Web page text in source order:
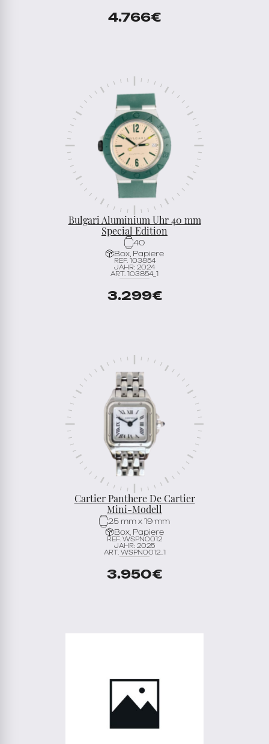
4.766€
Bulgari Aluminium Uhr 40 mm
Special Edition
40
Box, Papiere
REF. 103854
JAHR: 2024
ART. 103854_1
3.299€
Cartier Panthere De Cartier
Mini-Modell
25 mm x 19 mm
Box, Papiere
REF. WSPN0012
JAHR: 2025
ART. WSPN0012_1
3.950€